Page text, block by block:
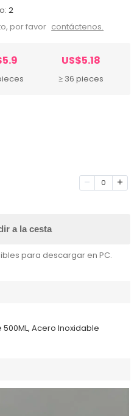
2
por favor contáctenos.
US$5.18
≥ 36 pieces
0
a la cesta
para descargar en PC.
Acero Inoxidable